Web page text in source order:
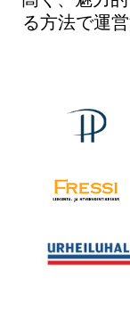
る方法で運